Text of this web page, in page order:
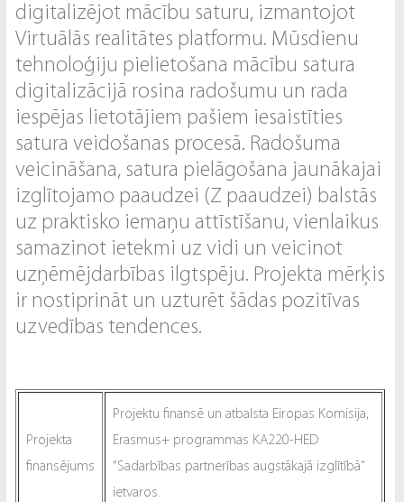
digitalizējot mācību saturu, izmantojot
Virtuālās realitātes platformu. Mūsdienu
tehnoloģiju pielietošana mācību satura
digitalizācijā rosina radošumu un rada
iespējas lietotājiem pašiem iesaistīties
satura veidošanas procesā. Radošuma
veicināšana, satura pielāgošana jaunākajai
izglītojamo paaudzei (Z paaudzei) balstās
uz praktisko iemaņu attīstīšanu, vienlaikus
samazinot ietekmi uz vidi un veicinot
uzņēmējdarbības ilgtspēju. Projekta mērķis
ir nostiprināt un uzturēt šādas pozitīvas
uzvedības tendences.
Projekta
finansējums
Projektu finansē un atbalsta Eiropas Komisija,
Erasmus+ programmas KA220-HED
“Sadarbības partnerības augstākajā izglītībā"
ietvaros.